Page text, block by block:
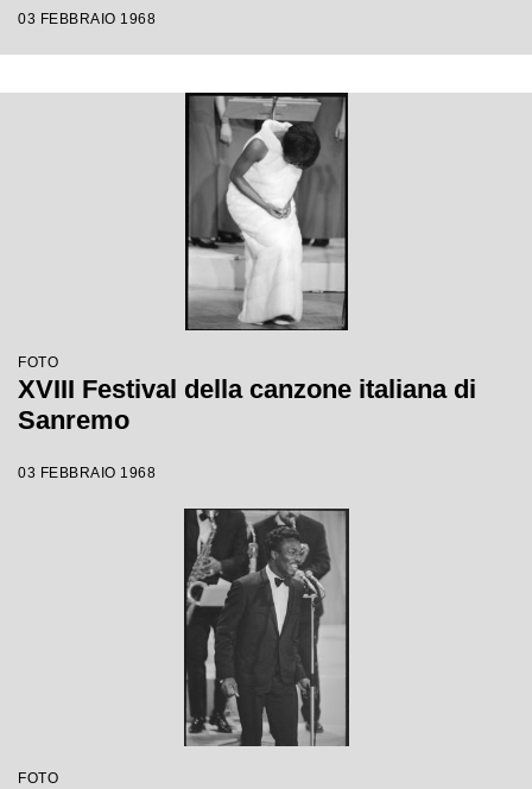
03 FEBBRAIO 1968
FOTO
XVIII Festival della canzone italiana di
Sanremo
03 FEBBRAIO 1968
FOTO